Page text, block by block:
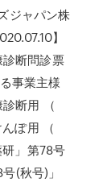
ジャパン株
】
断問診票
事業主様
断用 （
ぽ用 （
」第78号
(秋号)」